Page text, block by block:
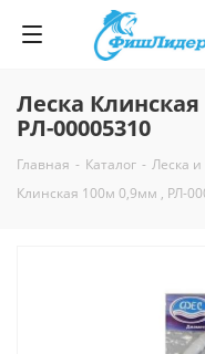
Леска
РЛ-00005310
Главная - Каталог - Леска
Клинская 100м 0,9мм , РЛ-